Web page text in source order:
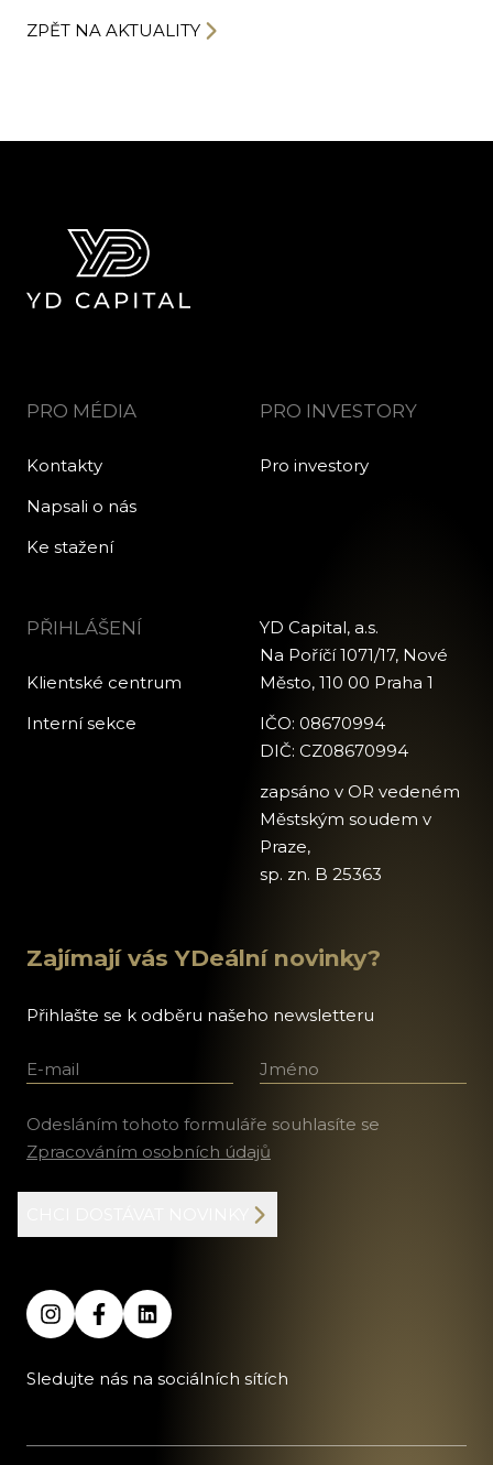
ZPĚT NA AKTUALITY
PRO MÉDIA
Kontakty
Napsali o nás
Ke stažení
PRO INVESTORY
Pro investory
PŘIHLÁŠENÍ
Klientské centrum
Interní sekce
YD Capital, a.s.
Na Poříčí 1071/17, Nové
Město, 110 00 Praha 1
IČO: 08670994
DIČ: CZ08670994
zapsáno v OR vedeném
Městským soudem v
Praze,
sp. zn. B 25363
Zajímají vás YDeální novinky?
Přihlašte se k odběru našeho newsletteru
E-mail Jméno a příjmení
Odesláním tohoto formuláře souhlasíte se
Zpracováním osobních údajů
Sledujte nás na sociálních sítích